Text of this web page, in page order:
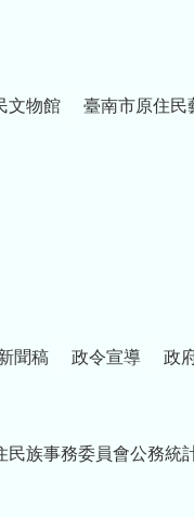
文物館 臺南市原住民
聞稿 政令宣導 政
民族事務委員會公務統